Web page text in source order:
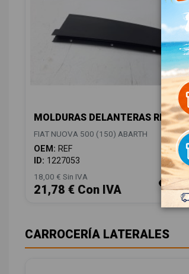
MOLDURAS DELANTERAS REF
FIAT NUOVA 500 (150) ABARTH
OEM: REF
ID: 1227053
18,00 € Sin IVA
21,78 € Con IVA
CARROCERÍA LATERALES